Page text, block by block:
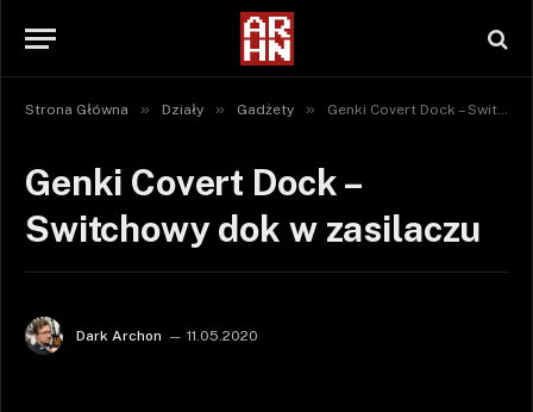
Strona Główna » Działy » Gadżety » Genki Covert Dock – Switchowy dok w zasilaczu
Genki Covert Dock –
Switchowy dok w zasilaczu
Dark Archon 11.05.2020